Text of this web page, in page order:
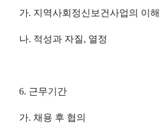
가. 지역사회정신보건사업의 이해
나. 적성과 자질, 열정
6. 근무기간
가. 채용 후 협의